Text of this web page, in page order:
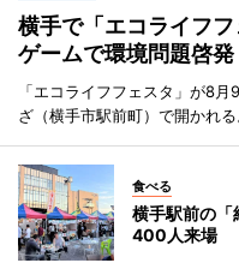
横手で「エコライフ
ゲームで環境問題啓発
「エコライフフェスタ」が8
ざ（横手市駅前町）で開かれる
食べる
横手駅前の
400人来場